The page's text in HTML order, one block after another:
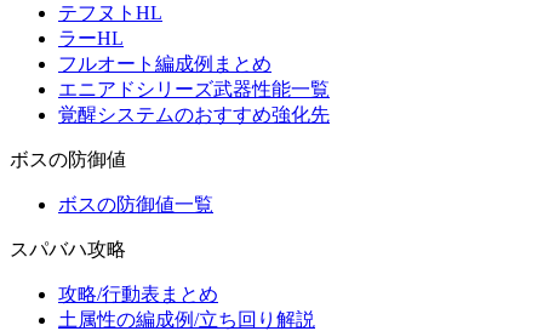
テフヌトHL
ラーHL
フルオート編成例まとめ
エニアドシリーズ武器性能一覧
覚醒システムのおすすめ強化先
ボスの防御値
ボスの防御値一覧
スパバハ攻略
攻略/行動表まとめ
土属性の編成例/立ち回り解説